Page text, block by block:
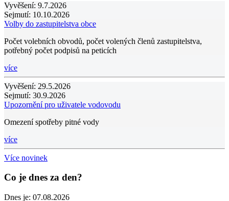
Vyvěšení: 9.7.2026
Sejmutí: 10.10.2026
Volby do zastupitelstva obce
Počet volebních obvodů, počet volených členů zastupitelstva,
potřebný počet podpisů na peticích
více
Vyvěšení: 29.5.2026
Sejmutí: 30.9.2026
Upozornění pro uživatele vodovodu
Omezení spotřeby pitné vody
více
Více novinek
Co je dnes za den?
Dnes je: 07.08.2026